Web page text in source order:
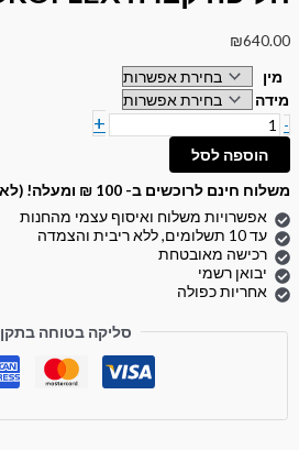
₪640.00
מין
מידה
-
+
הוספה לסל
משלוח חינם לרוכשים ב- 100 ₪ ומעלה! (לא כולל משקולות ומיכלים)
אפשרויות משלוח ואיסוף עצמי מהחנות
עד 10 תשלומים, ללא ריבית והצמדה
רכישה מאובטחת
יבואן רשמי
אחריות כפולה
סליקה בטוחה בתקן PCI Level I